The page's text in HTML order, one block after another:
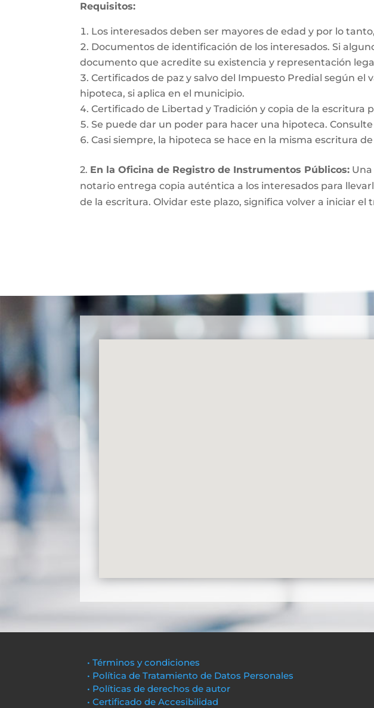
Requisitos:
Los interesados deben ser mayores de edad y por lo
Documentos de identificación de los interesados. Si
documento que acredite su existencia y representación
Certificados de paz y salvo del Impuesto Predial según
hipoteca, si aplica en el municipio.
Certificado de Libertad y Tradición y copia de la
Se puede dar un poder para hacer una hipoteca.
Casi siempre, la hipoteca se hace en la misma escritura
2. En la Oficina de Registro de Instrumentos Públicos:
notario entrega copia auténtica a los interesados para
de la escritura. Olvidar este plazo, significa volver a iniciar el
• Términos y condiciones
• Política de Tratamiento de Datos Personales
• Políticas de derechos de autor
• Certificado de Accesibilidad